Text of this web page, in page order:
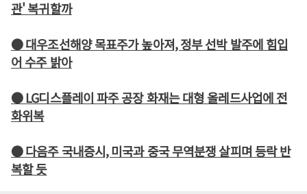
관' 복귀할까
● 대우조선해양 목표주가 높아져, 정부 선박 발주에 힘입
어 수주 밝아
● LG디스플레이 파주 공장 화재는 대형 올레드사업에 전
화위복
● 다음주 국내증시, 미국과 중국 무역분쟁 살피며 등락 반
복할 듯